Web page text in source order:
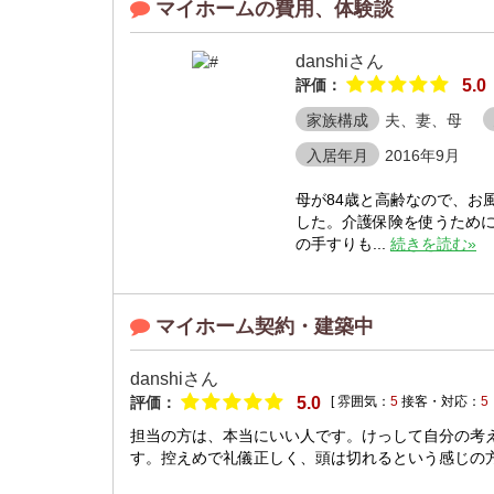
マイホームの費用、体験談
danshiさん
評価： 5.0
家族構成
夫、妻、母
入居年月
2016年9月
母が84歳と高齢なので、お
した。介護保険を使うため
の手すりも... 続きを読む»
マイホーム契約・建築中
danshiさん
評価： 5.0 [ 雰囲気： 5 接客・対応： 5
担当の方は、本当にいい人です。けっして自分の
す。控えめで礼儀正しく、頭は切れるという感じ